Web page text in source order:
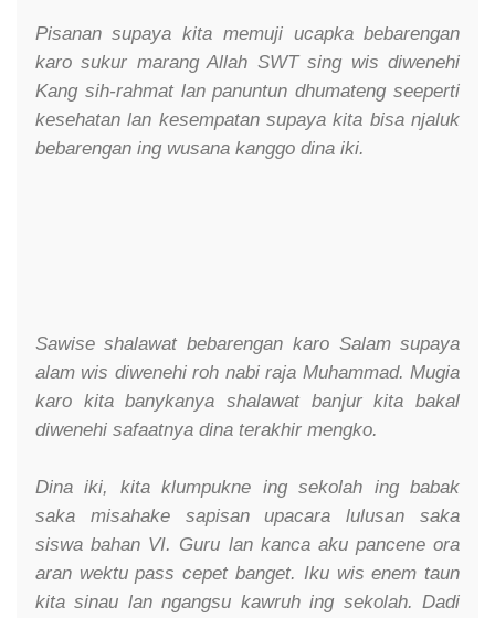
Pisanan supaya kita memuji ucapka bebarengan
karo sukur marang Allah SWT sing wis diwenehi
Kang sih-rahmat lan panuntun dhumateng seeperti
kesehatan lan kesempatan supaya kita bisa njaluk
bebarengan ing wusana kanggo dina iki.
Sawise shalawat bebarengan karo Salam supaya
alam wis diwenehi roh nabi raja Muhammad. Mugia
karo kita banykanya shalawat banjur kita bakal
diwenehi safaatnya dina terakhir mengko.
Dina iki, kita klumpukne ing sekolah ing babak
saka misahake sapisan upacara lulusan saka
siswa bahan VI. Guru lan kanca aku pancene ora
aran wektu pass cepet banget. Iku wis enem taun
kita sinau lan ngangsu kawruh ing sekolah. Dadi